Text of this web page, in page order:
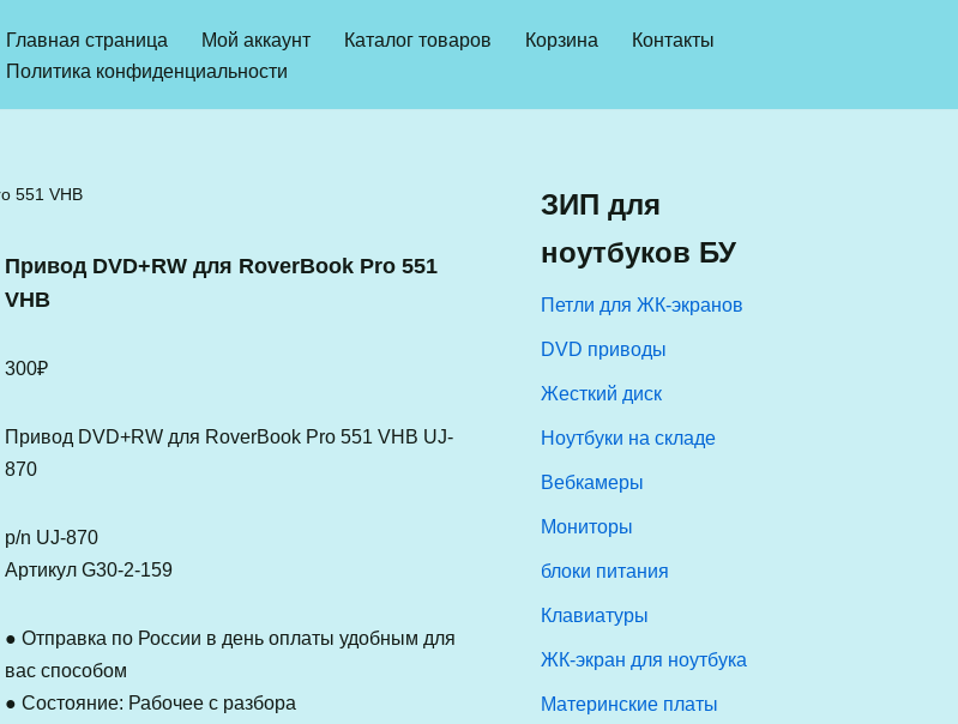
Главная страница Мой аккаунт Каталог товаров Корзина
Контакты
Политика конфиденциальности
551 VHB
Привод DVD+RW для RoverBook Pro 551
VHB
300₽
Привод DVD+RW для RoverBook Pro 551 VHB UJ-
870
p/n UJ-870
Артикул G30-2-159
● Отправка по России в день оплаты удобным для
вас способом
● Состояние: Рабочее с разбора
ЗИП для
ноутбуков БУ
Петли для ЖК-экранов
DVD приводы
Жесткий диск
Ноутбуки на складе
Вебкамеры
Мониторы
блоки питания
Клавиатуры
ЖК-экран для ноутбука
Материнские платы